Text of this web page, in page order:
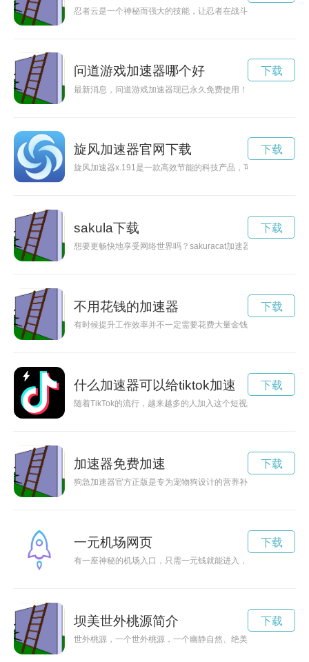
忍者云是一个神秘而强大的技能，让忍者在战斗中更具优势。
问道游戏加速器哪个好
最新消息，问道游戏加速器现已永久免费使用！玩家们可以畅
下载
旋风加速器官网下载
旋风加速器x.191是一款高效节能的科技产品，可以为用户提供
下载
sakula下载
想要更畅快地享受网络世界吗？sakuracat加速器安卓版现在免
下载
不用花钱的加速器
有时候提升工作效率并不一定需要花费大量金钱，本文将介绍
下载
什么加速器可以给tiktok加速
随着TikTok的流行，越来越多的人加入这个短视频平台，但是
下载
加速器免费加速
狗急加速器官方正版是专为宠物狗设计的营养补充品，能帮助
下载
一元机场网页
有一座神秘的机场入口，只需一元钱就能进入，让人们惊叹不
下载
坝美世外桃源简介
世外桃源，一个世外桃源，一个幽静自然、绝美的地方。这里
下载